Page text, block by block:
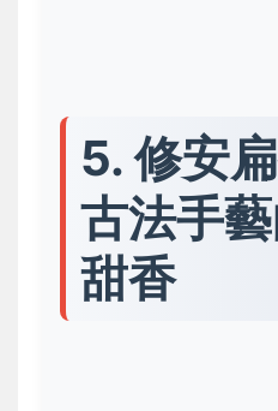
5. 修安
古法手
甜香